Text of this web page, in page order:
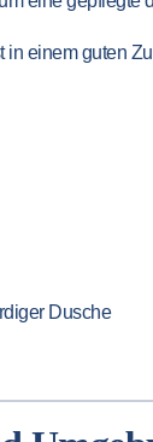
in einem guten
Dusche